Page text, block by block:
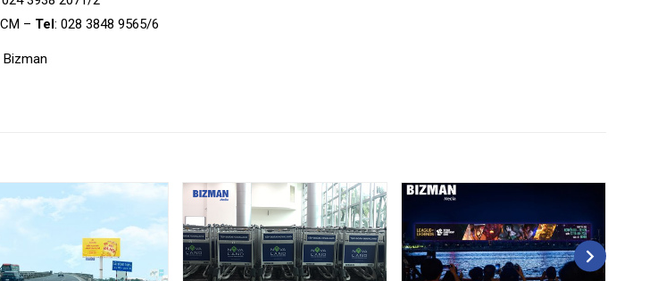
– Tel: 028 3848 9565/6
Bizman